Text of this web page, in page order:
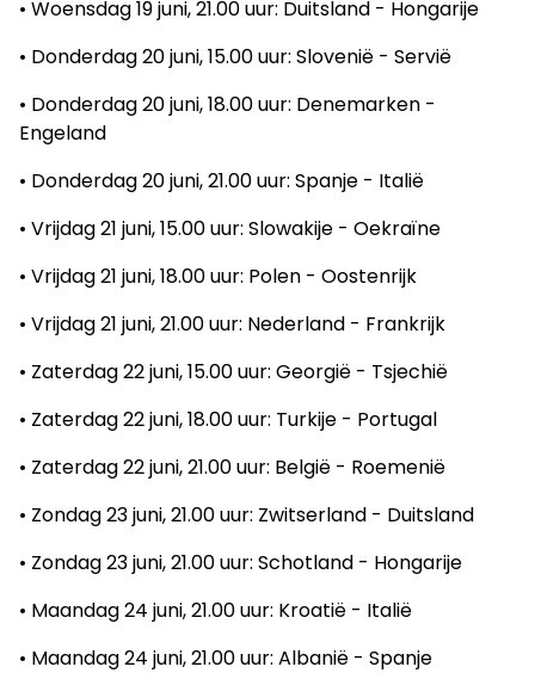
• Woensdag 19 juni, 21.00 uur: Duitsland - Hongarije
• Donderdag 20 juni, 15.00 uur: Slovenië - Servië
• Donderdag 20 juni, 18.00 uur: Denemarken -
Engeland
• Donderdag 20 juni, 21.00 uur: Spanje - Italië
• Vrijdag 21 juni, 15.00 uur: Slowakije - Oekraïne
• Vrijdag 21 juni, 18.00 uur: Polen - Oostenrijk
• Vrijdag 21 juni, 21.00 uur: Nederland - Frankrijk
• Zaterdag 22 juni, 15.00 uur: Georgië - Tsjechië
• Zaterdag 22 juni, 18.00 uur: Turkije - Portugal
• Zaterdag 22 juni, 21.00 uur: België - Roemenië
• Zondag 23 juni, 21.00 uur: Zwitserland - Duitsland
• Zondag 23 juni, 21.00 uur: Schotland - Hongarije
• Maandag 24 juni, 21.00 uur: Kroatië - Italië
• Maandag 24 juni, 21.00 uur: Albanië - Spanje